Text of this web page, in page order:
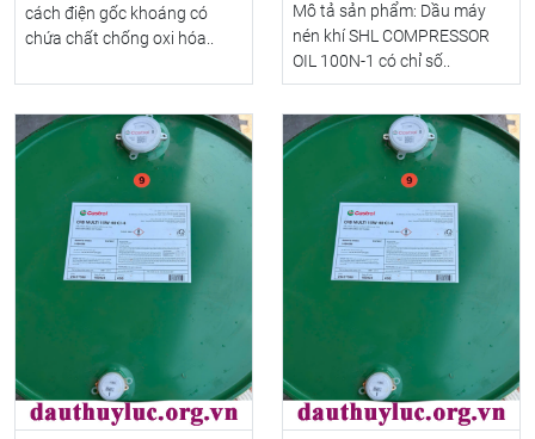
cách điện gốc khoáng có
chứa chất chống oxi hóa..
Mô tả sản phẩm: Dầu máy
nén khí SHL COMPRESSOR
OIL 100N-1 có chỉ số..